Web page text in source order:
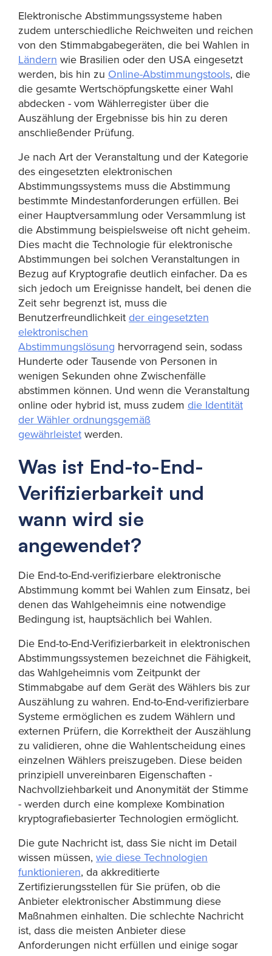
Elektronische Abstimmungssysteme haben
zudem unterschiedliche Reichweiten und reichen
von den Stimmabgabegeräten, die bei Wahlen in
Ländern wie Brasilien oder den USA eingesetzt
werden, bis hin zu Online-Abstimmungstools, die
die gesamte Wertschöpfungskette einer Wahl
abdecken - vom Wählerregister über die
Auszählung der Ergebnisse bis hin zu deren
anschließender Prüfung.
Je nach Art der Veranstaltung und der Kategorie
des eingesetzten elektronischen
Abstimmungssystems muss die Abstimmung
bestimmte Mindestanforderungen erfüllen. Bei
einer Hauptversammlung oder Versammlung ist
die Abstimmung beispielsweise oft nicht geheim.
Dies macht die Technologie für elektronische
Abstimmungen bei solchen Veranstaltungen in
Bezug auf Kryptografie deutlich einfacher. Da es
sich jedoch um Ereignisse handelt, bei denen die
Zeit sehr begrenzt ist, muss die
Benutzerfreundlichkeit der eingesetzten
elektronischen
Abstimmungslösung hervorragend sein, sodass
Hunderte oder Tausende von Personen in
wenigen Sekunden ohne Zwischenfälle
abstimmen können. Und wenn die Veranstaltung
online oder hybrid ist, muss zudem die Identität
der Wähler ordnungsgemäß
gewährleistetwerden.
Was ist End-to-End-
Verifizierbarkeit und
wann wird sie
angewendet?
Die End-to-End-verifizierbare elektronische
Abstimmung kommt bei Wahlen zum Einsatz, bei
denen das Wahlgeheimnis eine notwendige
Bedingung ist, hauptsächlich bei Wahlen.
Die End-to-End-Verifizierbarkeit in elektronischen
Abstimmungssystemen bezeichnet die Fähigkeit,
das Wahlgeheimnis vom Zeitpunkt der
Stimmabgabe auf dem Gerät des Wählers bis zur
Auszählung zu wahren. End-to-End-verifizierbare
Systeme ermöglichen es zudem Wählern und
externen Prüfern, die Korrektheit der Auszählung
zu validieren, ohne die Wahlentscheidung eines
einzelnen Wählers preiszugeben. Diese beiden
prinzipiell unvereinbaren Eigenschaften -
Nachvollziehbarkeit und Anonymität der Stimme
- werden durch eine komplexe Kombination
kryptografiebasierter Technologien ermöglicht.
Die gute Nachricht ist, dass Sie nicht im Detail
wissen müssen, wie diese Technologien
funktionieren, da akkreditierte
Zertifizierungsstellen für Sie prüfen, ob die
Anbieter elektronischer Abstimmung diese
Maßnahmen einhalten. Die schlechte Nachricht
ist, dass die meisten Anbieter diese
Anforderungen nicht erfüllen und einige sogar